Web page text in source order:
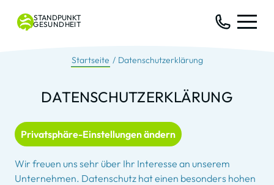
STANDPUNKT
GESUNDHEIT
Startseite Datenschutzerklärung
DATEN­SCHUTZ­ERKLÄRUNG
Privatsphäre-Einstellungen ändern
Wir freuen uns sehr über Ihr Interesse an unserem
Unternehmen. Datenschutz hat einen besonders hohen